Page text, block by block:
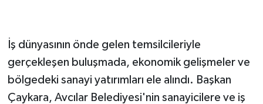
İş dünyasının önde gelen temsilcileriyle
gerçekleşen buluşmada, ekonomik gelişmeler ve
bölgedeki sanayi yatırımları ele alındı. Başkan
Çaykara, Avcılar Belediyesi'nin sanayicilere ve iş